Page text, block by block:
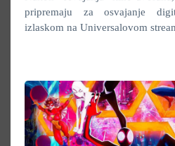
pripremaju za osvajanje
izlaskom na Universalovom